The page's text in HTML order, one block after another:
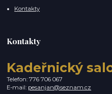
Kontakty
Kontakty
Kadeřnický
Telefon: 776 706 067
E-mail: pesanjan@seznam.cz